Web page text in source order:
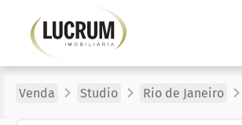
Venda Studio Rio de Janeiro